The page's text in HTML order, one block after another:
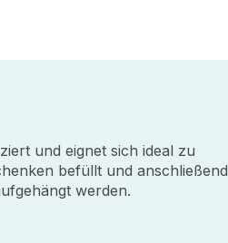
und eignet sich ideal zu
befüllt und anschließend
werden.